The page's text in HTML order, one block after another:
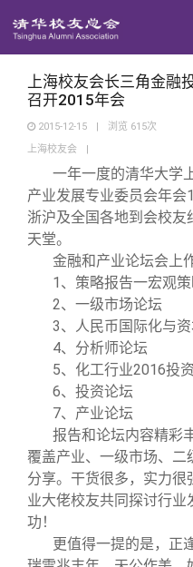
地区联络
年级联络
院系校
兴趣群体
回馈母校
捐赠项目
捐赠新闻
捐赠方法
媒体平台
《清华
我要订阅
百年清华
清华故事
校友讲坛
终身学习
实用信息
校友总会
总会章程
关闭
上海校友会长三角金融
召开2015年会
2015-12-15 | 浏览 615次
上海校友会
|
一年一度的清华大学
产业发展专业委员会年
浙沪及全国各地到会校
天堂。
金融和产业论坛会上
1 、策略报告一宏观
2、一级市场论坛
3、人民币国际化与
4、分析师论坛
5、化工行业2016投
6、投资论坛
7、产业论坛
报告和论坛内容精彩
覆盖产业、一级市场、
分享。干货很多，实力
业大佬校友共同探讨行
功！
更值得一提的是，正